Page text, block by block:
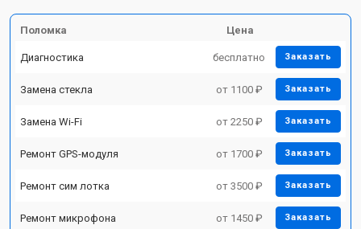
Поломка Цена
Диагностика бесплатно Заказать
Замена стекла от 1100 ₽ Заказать
Замена Wi-Fi от 2250 ₽ Заказать
Ремонт GPS-модуля от 1700 ₽ Заказать
Ремонт сим лотка от 3500 ₽ Заказать
Ремонт микрофона от 1450 ₽ Заказать